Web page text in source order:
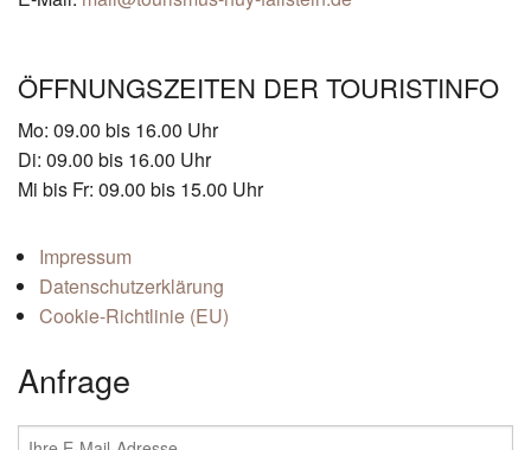
ÖFFNUNGSZEITEN DER TOURISTINFO
Mo: 09.00 bis 16.00 Uhr
Di: 09.00 bis 16.00 Uhr
Mi bis Fr: 09.00 bis 15.00 Uhr
Impressum
Datenschutzerklärung
Cookie-Richtlinie (EU)
Anfrage